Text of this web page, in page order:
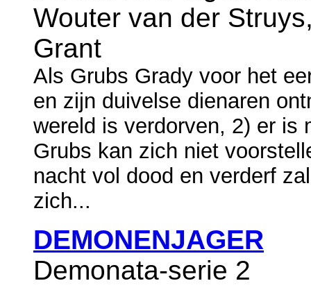
Wouter van der
Grant
Als Grubs Grady voor het
en zijn duivelse dienaren
wereld is verdorven, 2) er is
Grubs kan zich niet
nacht vol dood en verderf
zich...
DEMONENJAGER
Demonata-serie 2